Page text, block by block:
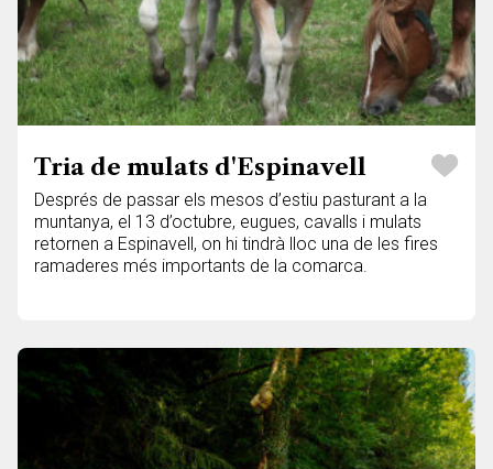
Tria de mulats d'Espinavell
Després de passar els mesos d’estiu pasturant a la
muntanya, el 13 d’octubre, eugues, cavalls i mulats
retornen a Espinavell, on hi tindrà lloc una de les fires
ramaderes més importants de la comarca.